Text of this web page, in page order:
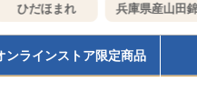
だほまれ 兵庫県産山田錦
ンラインストア限定商品